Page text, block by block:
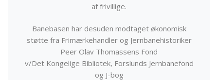
af frivillige.
Banebasen har desuden modtaget økonomisk
støtte fra Frimærkehandler og Jernbanehistoriker
Peer Olav Thomassens Fond
v/Det Kongelige Bibliotek, Forslunds Jernbanefond
og J-bog